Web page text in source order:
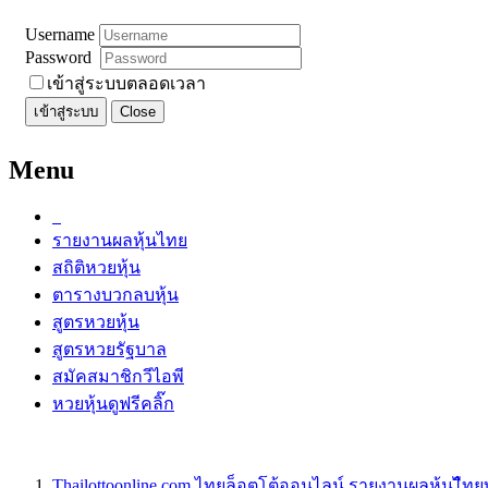
Username
Password
เข้าสู่ระบบตลอดเวลา
เข้าสู่ระบบ Close
Menu
รายงานผลหุ้นไทย
สถิติหวยหุ้น
ตารางบวกลบหุ้น
สูตรหวยหุ้น
สูตรหวยรัฐบาล
สมัคสมาชิกวีไอพี
หวยหุ้นดูฟรีคลิ๊ก